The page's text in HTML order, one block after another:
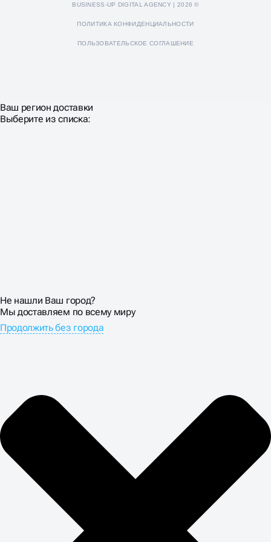
BUSINESS-UP DIGITAL AGENCY | 2026 ©
ПОЛИТИКА КОНФИДЕНЦИАЛЬНОСТИ
ПОЛЬЗОВАТЕЛЬСКОЕ СОГЛАШЕНИЕ
Ваш регион доставки
Выберите из списка:
Не нашли Ваш город?
Мы доставляем по всему миру
Продолжить без города